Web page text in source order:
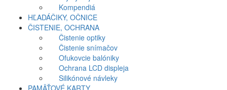
Kompendiá
HĽADÁČIKY, OČNICE
ČISTENIE, OCHRANA
Čistenie optiky
Čistenie snímačov
Ofukovcie balóniky
Ochrana LCD displeja
Silikónové návleky
PAMÄŤOVÉ KARTY